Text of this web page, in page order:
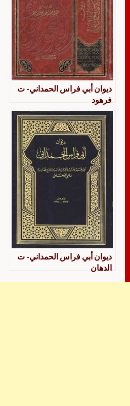
ديوان أبي فراس الحمداني- ت
فرهود
ديوان أبي فراس الحمداني- ت
الدهان